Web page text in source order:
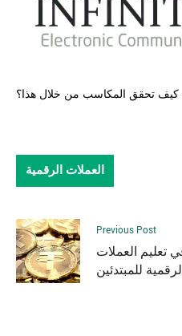
كيف تحقق المكاسب من خلال هذا؟
العملات الرقمية
Previous Post
تعليم العملات